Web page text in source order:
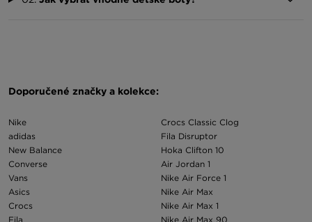
Doporučené značky a kolekce:
Nike
adidas
New Balance
Converse
Vans
Asics
Crocs
Fila
Crocs Classic Clog
Fila Disruptor
Hoka Clifton 10
Air Jordan 1
Nike Air Force 1
Nike Air Max
Nike Air Max 1
Nike Air Max 90